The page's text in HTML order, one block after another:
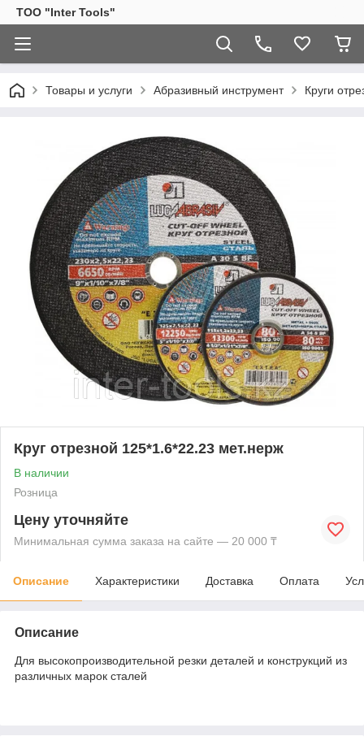
ТОО "Inter Tools"
Товары и услуги Абразивный инструмент Круги
Круг отрезной 125*1.6*22.23 мет.нерж
В наличии
Розница
Цену уточняйте
Минимальная сумма заказа на сайте — 20 000 ₸
Описание Характеристики Доставка Оплата
Описание
Для высокопроизводительной резки деталей и конструкций из
различных марок сталей